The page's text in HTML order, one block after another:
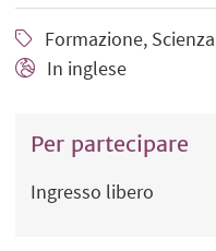
Formazione,
In inglese
Per partecipare
Ingresso libero